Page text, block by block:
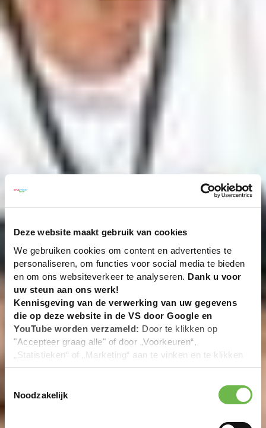
Deze website maakt gebruik van cookies
We gebruiken cookies om content en advertenties te
personaliseren, om functies voor social media te bieden
en om ons websiteverkeer te analyseren. Dank u voor
uw steun aan ons werk!
Kennisgeving van de verwerking van uw gegevens
die op deze website in de VS door Google en
YouTube worden verzameld: Door te klikken op
"Accepteer graag alle" of door „Voorkeuren“,
„Statistieken“ of „Marketing“ aan te vinken en te klikken
op "Selectie handmatig instellen", stemt u er ook mee in
overeenstemming met Art. 49 (1) zin 1 lit. a DSGVO. De
VS zijn door het Europees Hof van Justitie beoordeeld
Noodzakelijk